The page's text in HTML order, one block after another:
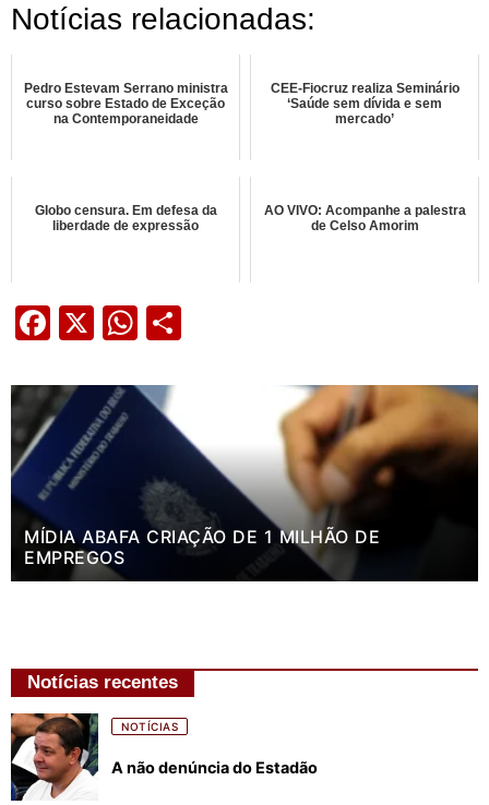
Notícias relacionadas:
Pedro Estevam Serrano ministra
curso sobre Estado de Exceção
na Contemporaneidade
CEE-Fiocruz realiza Seminário
‘Saúde sem dívida e sem
mercado’
Globo censura. Em defesa da
liberdade de expressão
AO VIVO: Acompanhe a palestra
de Celso Amorim
Facebook
X WhatsApp
MÍDIA ABAFA CRIAÇÃO DE 1 MILHÃO DE
EMPREGOS
Notícias recentes
NOTÍCIAS
A não denúncia do Estadão